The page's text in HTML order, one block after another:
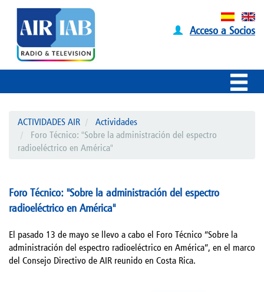
Acceso a Socios
ACTIVIDADES AIR
Actividades
Foro Técnico: "Sobre la administración del espectro
radioeléctrico en América"
Foro Técnico: "Sobre la administración del espectro
radioeléctrico en América"
El pasado 13 de mayo se llevo a cabo el Foro Técnico “Sobre la
administración del espectro radioeléctrico en América”, en el marco
del Consejo Directivo de AIR reunido en Costa Rica.